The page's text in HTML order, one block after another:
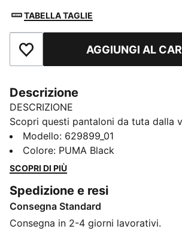
TABELLA TAGLIE
Aggiungi ai PreferitiAGGIUNGI AL
Descrizione
DESCRIZIONE
Scopri questi pantaloni da tuta dalla
comoda di PUMA. Caratterizzati da
T7, dettagli pintuck e tasche con zip,
fondono tradizione e modernità. La
vestibilità impeccabile, mentre
un tocco di legacy.
CARATTERISTICHE + VANTAGGI
Modello: 629899_01
Colore: PUMA Black
SCOPRI DI PIÙ
Spedizione e resi
Consegna Standard
Consegna in 2-4 giorni lavorativi.